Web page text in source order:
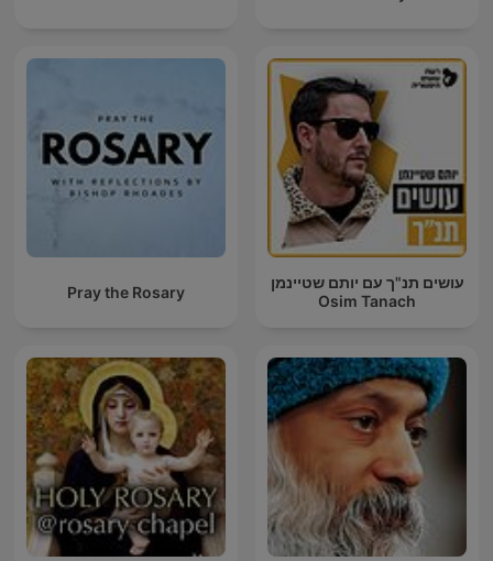
Pray the Rosary
עושים תנ"ך עם יותם שטיינמן
Osim Tanach